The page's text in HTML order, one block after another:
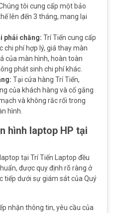
tôi cung cấp một bảo
lên đến 3 tháng, mang lại
phải chăng: Trí Tiến cung cấp
chi phí hợp lý, giá thay màn
của màn hình, hoàn toàn
phát sinh chi phí khác.
Tại cửa hàng Trí Tiến,
của khách hàng và cố gắng
và không rắc rối trong
hình.
hình laptop HP tại
tại Trí Tiến Laptop đều
được quy định rõ ràng ở
tiếp dưới sự giám sát của Quý
nhận thông tin, yêu cầu của